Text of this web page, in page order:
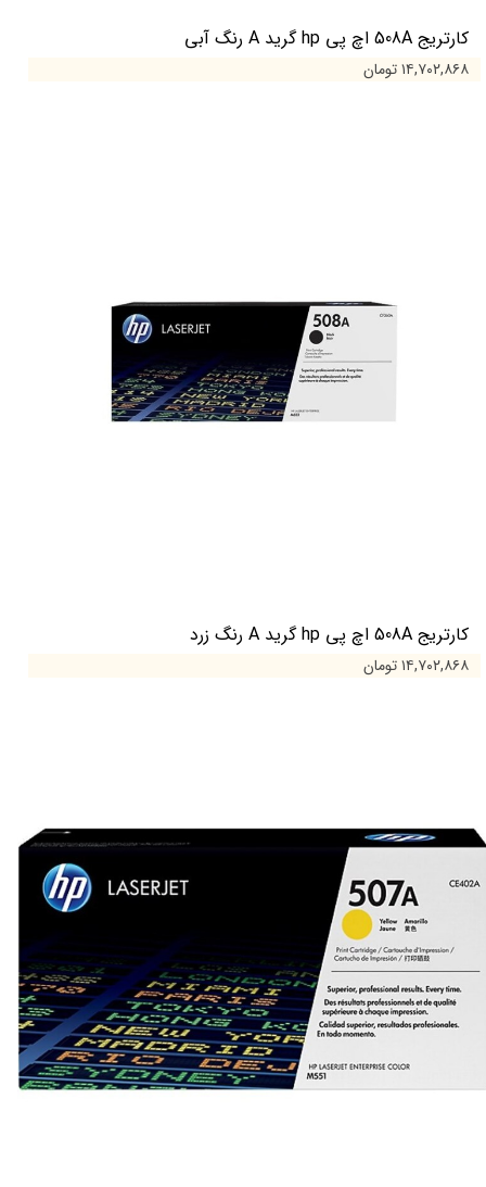
کارتریج 508A اچ پی hp گرید A رنگ آبی
۱۴,۷۰۲,۸۶۸ تومان
کارتریج 508A اچ پی hp گرید A رنگ زرد
۱۴,۷۰۲,۸۶۸ تومان